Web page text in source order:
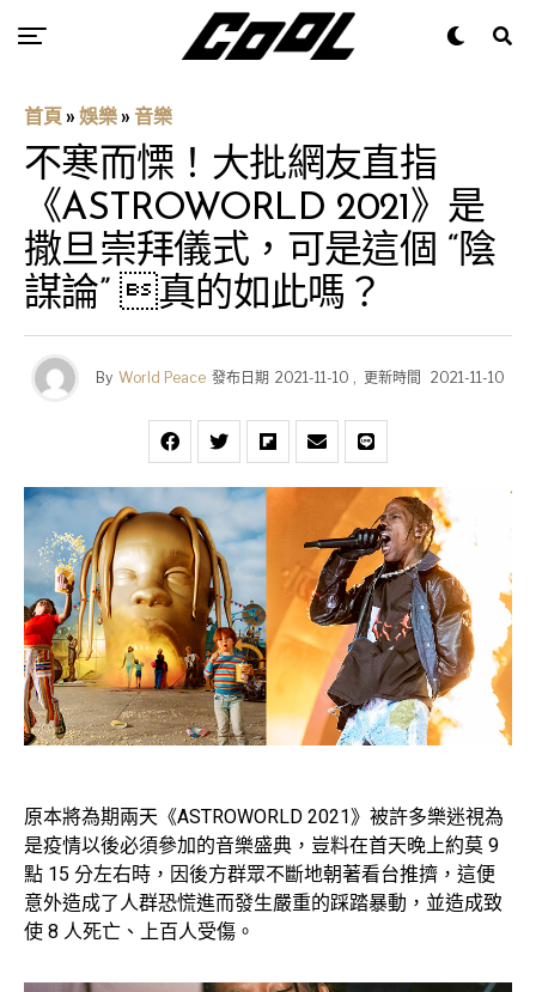
首頁 » 娛樂 » 音樂
不寒而慄！大批網友直指
《ASTROWORLD 2021》是
撒旦崇拜儀式，可是這個 “陰
謀論” 真的如此嗎？
By World Peace 發布日期 2021-11-10 , 更新時間 2021-11-10
原本將為期兩天《ASTROWORLD 2021》被許多樂迷視為
是疫情以後必須參加的音樂盛典，豈料在首天晚上約莫 9
點 15 分左右時，因後方群眾不斷地朝著看台推擠，這便
意外造成了人群恐慌進而發生嚴重的踩踏暴動，並造成致
使 8 人死亡、上百人受傷。